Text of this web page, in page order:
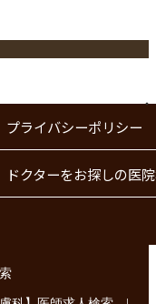
プライバシーポリシー
ドクターをお探しの医